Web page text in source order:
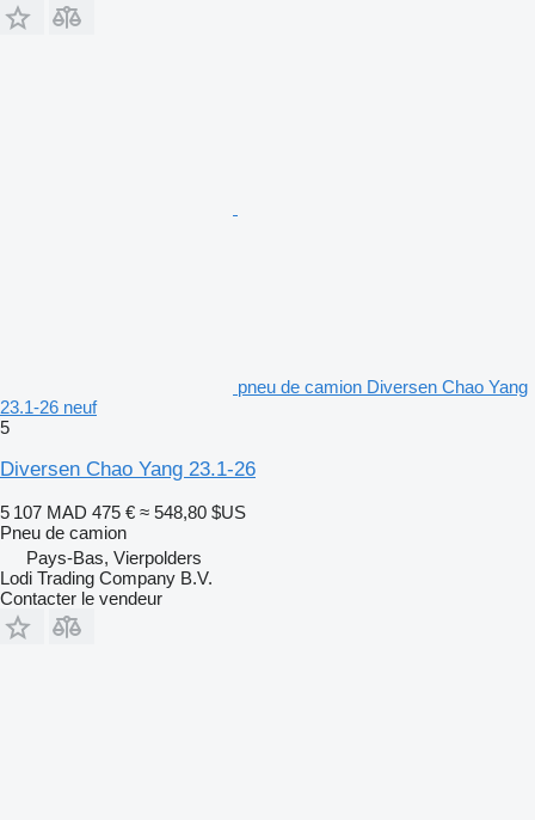
pneu de camion Diversen Chao Yang
23.1-26 neuf
5
Diversen Chao Yang 23.1-26
5 107 MAD 475 € ≈ 548,80 $US
Pneu de camion
Pays-Bas, Vierpolders
Lodi Trading Company B.V.
Contacter le vendeur